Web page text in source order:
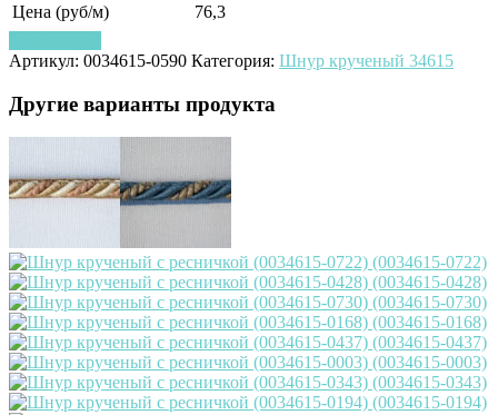
Цена (руб/м)
76,3
Артикул: 0034615-0590 Категория: Шнур крученый 34615
Другие варианты продукта